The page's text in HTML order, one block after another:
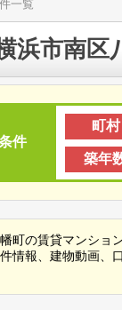
一覧
浜市南区
件
町村
築年
町の賃貸マンショ
情報、建物動画、